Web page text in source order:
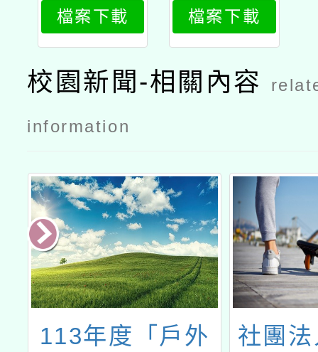
檔案下載 檔案下載
校園新聞-相關內容
information
社團法人台灣性
114